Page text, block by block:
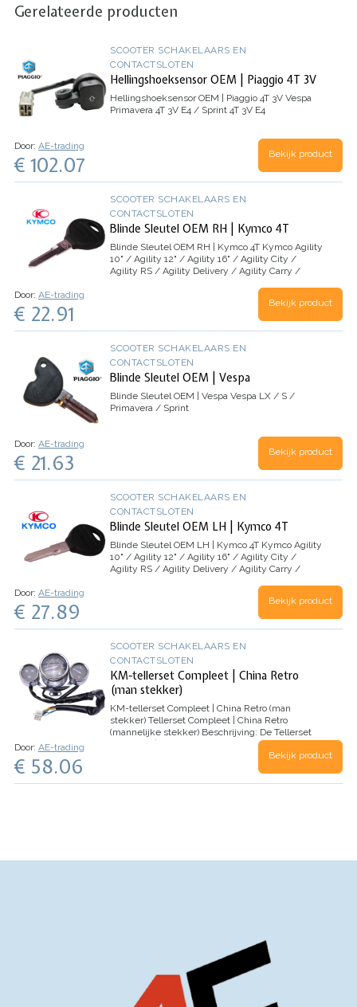
Gerelateerde producten
SCOOTER SCHAKELAARS EN
CONTACTSLOTEN
Hellingshoeksensor OEM | Piaggio 4T 3V
Hellingshoeksensor OEM | Piaggio 4T 3V Vespa
Primavera 4T 3V E4 / Sprint 4T 3V E4
Door: AE-trading
€ 102.07 Bekijk product
SCOOTER SCHAKELAARS EN
CONTACTSLOTEN
Blinde Sleutel OEM RH | Kymco 4T
Blinde Sleutel OEM RH | Kymco 4T Kymco Agility
10" / Agility 12" / Agility 16" / Agility City /
Agility RS / Agility Delivery / Agility Carry /
Vitality / Yup / Top Boy / VP50 /…
Door: AE-trading
€ 22.91 Bekijk product
SCOOTER SCHAKELAARS EN
CONTACTSLOTEN
Blinde Sleutel OEM | Vespa
Blinde Sleutel OEM | Vespa Vespa LX / S /
Primavera / Sprint
Door: AE-trading
€ 21.63 Bekijk product
SCOOTER SCHAKELAARS EN
CONTACTSLOTEN
Blinde Sleutel OEM LH | Kymco 4T
Blinde Sleutel OEM LH | Kymco 4T Kymco Agility
10" / Agility 12" / Agility 16" / Agility City /
Agility RS / Agility Delivery / Agility Carry /
Vitality / Yup / Top Boy / VP50 /…
Door: AE-trading
€ 27.89 Bekijk product
SCOOTER SCHAKELAARS EN
CONTACTSLOTEN
KM-tellerset Compleet | China Retro
(man stekker)
KM-tellerset Compleet | China Retro (man
stekker) Tellerset Compleet | China Retro
(mannelijke stekker) Beschrijving: De Tellerset
Compleet | China Retro (mannelijke stekker) is
Door: AE-trading
€ 58.06 Bekijk product